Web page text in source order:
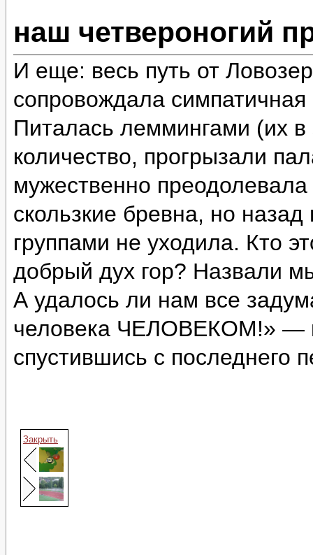
наш четвероногий
И еще: весь путь от
сопровождала симпатичная
Питалась леммингами (их
количество, прогрызали
мужественно
скользкие бревна, но
группами не уходила. Кто
добрый дух гор? Назвали
А удалось ли нам все
человека ЧЕЛОВЕКОМ!» —
спустившись с последнего
Закрыть